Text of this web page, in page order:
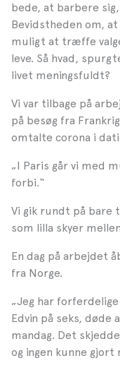
bede, at barbere
Bevidstheden om,
muligt at træffe
leve. Så hvad,
livet meningsfuldt?
Vi var tilbage på
på besøg fra
omtalte corona i
„I Paris går vi med
forbi.“
Vi gik rundt på bare
som lilla skyer
En dag på arbejdet
fra Norge.
„Jeg har forferdelige
Edvin på seks, døde
mandag. Det
og ingen kunne